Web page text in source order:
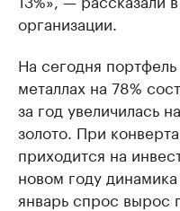
организации.
На сегодня
металлах на 78%
за год увеличилась
золото. При
приходится на
новом году динамика
январь спрос вырос